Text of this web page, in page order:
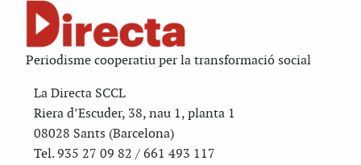
Periodisme cooperatiu per la transformació social
La Directa SCCL
Riera d’Escuder, 38, nau 1, planta 1
08028 Sants (Barcelona)
Tel. 935 27 09 82 / 661 493 117